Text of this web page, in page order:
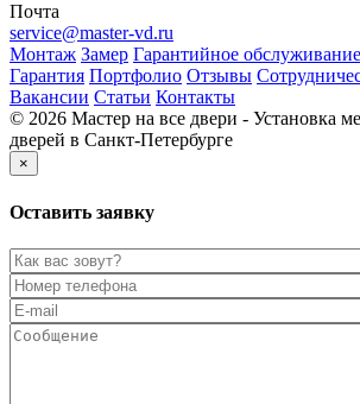
Почта
service@master-vd.ru
Монтаж Замер Гарантийное обслуживание
Гарантия Портфолио Отзывы
Вакансии Статьи Контакты
© 2026 Мастер на все двери - Установка
дверей в Санкт-Петербурге
×
Оставить заявку